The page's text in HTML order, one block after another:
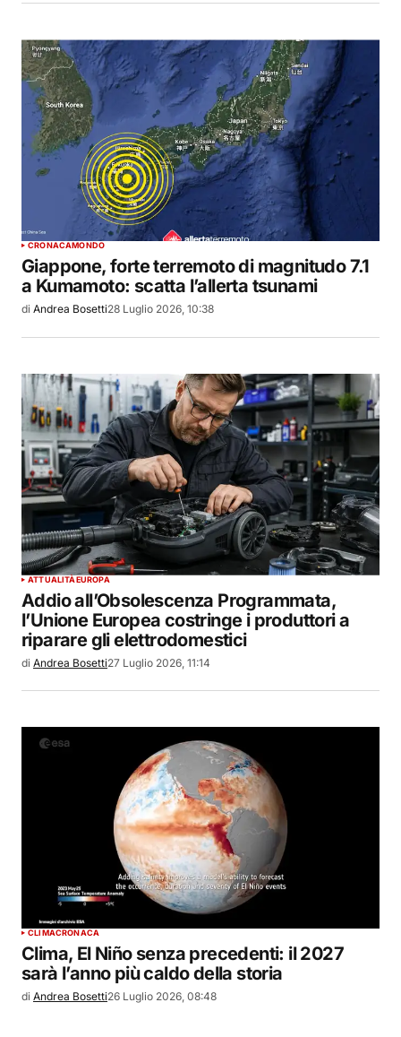
CRONACAMONDO
Giappone, forte terremoto di magnitudo 7.1
a Kumamoto: scatta l’allerta tsunami
di Andrea Bosetti28 Luglio 2026, 10:38
ATTUALITÀEUROPA
Addio all’Obsolescenza Programmata,
l’Unione Europea costringe i produttori a
riparare gli elettrodomestici
di Andrea Bosetti27 Luglio 2026, 11:14
CLIMACRONACA
Clima, El Niño senza precedenti: il 2027
sarà l’anno più caldo della storia
di Andrea Bosetti26 Luglio 2026, 08:48